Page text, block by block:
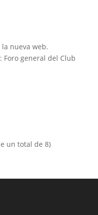
nueva web.
Foro general del Club
un total de 8)